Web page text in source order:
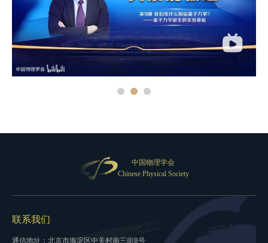
中国物理学会
Chinese Physical Society
联系我们
通信地址：北京市海淀区中关村南三街8号